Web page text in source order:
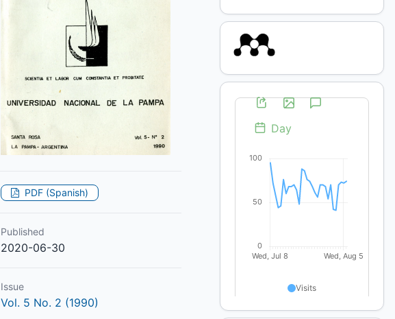
PDF (Spanish)
Published
2020-06-30
Issue
Vol. 5 No. 2 (1990)